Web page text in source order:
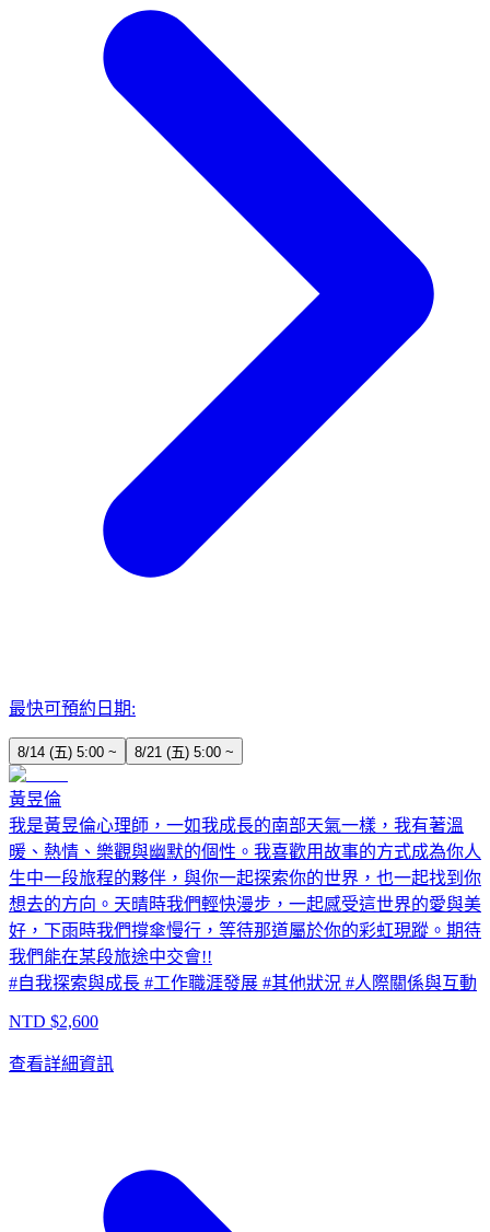
最快可預約日期:
8/14 (五) 5:00 ~ 8/21 (五) 5:00 ~
黃昱倫
我是黃昱倫心理師，一如我成長的南部天氣一樣，我有著溫
暖、熱情、樂觀與幽默的個性。我喜歡用故事的方式成為你人
生中一段旅程的夥伴，與你一起探索你的世界，也一起找到你
想去的方向。天晴時我們輕快漫步，一起感受這世界的愛與美
好，下雨時我們撐傘慢行，等待那道屬於你的彩虹現蹤。期待
我們能在某段旅途中交會!!
#自我探索與成長 #工作職涯發展 #其他狀況 #人際關係與互動
NTD $2,600
查看詳細資訊